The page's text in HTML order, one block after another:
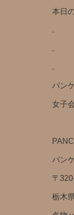
本日
.
.
.
パン
女子
パン
〒
栃木